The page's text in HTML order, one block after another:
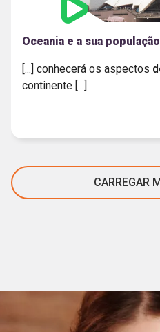
Oceania e a sua população
[...] conhecerá os aspectos
continente [...]
CARREGAR